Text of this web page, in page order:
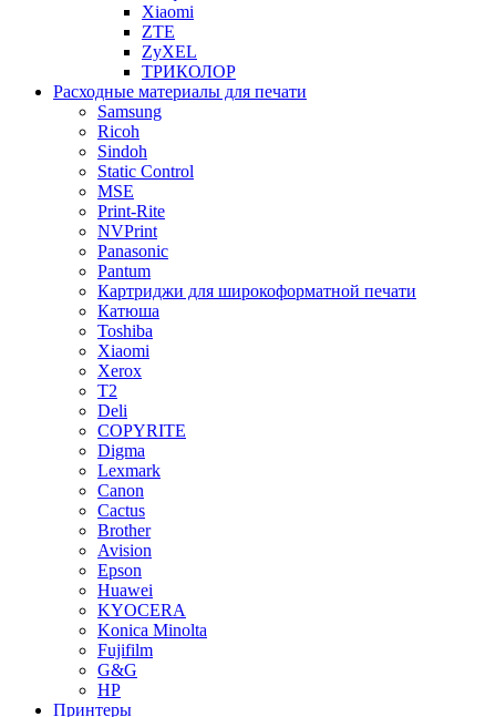
Xiaomi
ZTE
ZyXEL
ТРИКОЛОР
Расходные материалы для печати
Samsung
Ricoh
Sindoh
Static Control
MSE
Print-Rite
NVPrint
Panasonic
Pantum
Картриджи для широкоформатной печати
Катюша
Toshiba
Xiaomi
Xerox
T2
Deli
COPYRITE
Digma
Lexmark
Canon
Cactus
Brother
Avision
Epson
Huawei
KYOCERA
Konica Minolta
Fujifilm
G&G
HP
Принтеры